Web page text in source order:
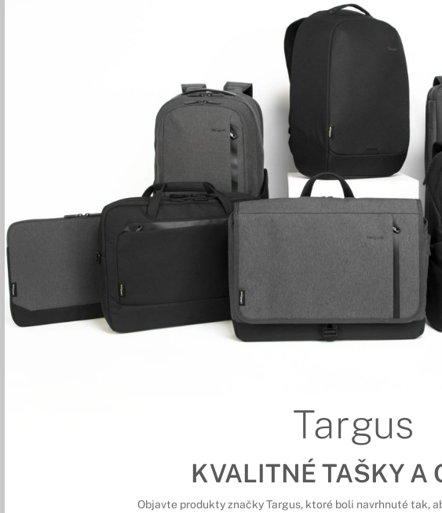
Targus
KVALITNÉ TAŠKY A
Objavte produkty značky Targus, ktoré boli navrhnuté tak,